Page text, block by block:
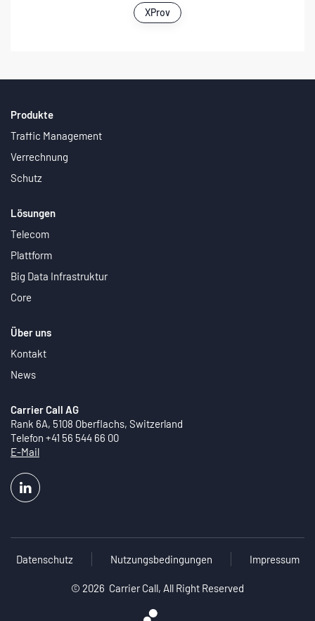
XProv
Produkte
Traffic Management
Verrechnung
Schutz
Lösungen
Telecom
Plattform
Big Data Infrastruktur
Core
Über uns
Kontakt
News
Carrier Call AG
Rank 6A, 5108 Oberflachs, Switzerland
Telefon +41 56 544 66 00
E-Mail
Datenschutz Nutzungsbedingungen Impressum
© 2026 Carrier Call, All Right Reserved